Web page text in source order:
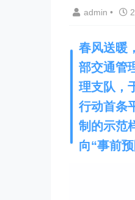
admin •
春风送暖
部交通管
理支队，
行动首条
制的示范
向“事前